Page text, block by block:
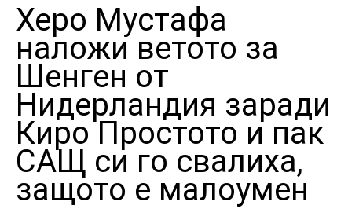
Херо Мустафа
наложи ветото за
Шенген от
Нидерландия заради
Киро Простото и пак
САЩ си го свалиха,
защото е малоумен